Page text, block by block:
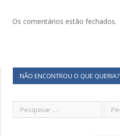
Os comentários estão fechados.
NÃO ENCONTROU O QUE QUERIA?